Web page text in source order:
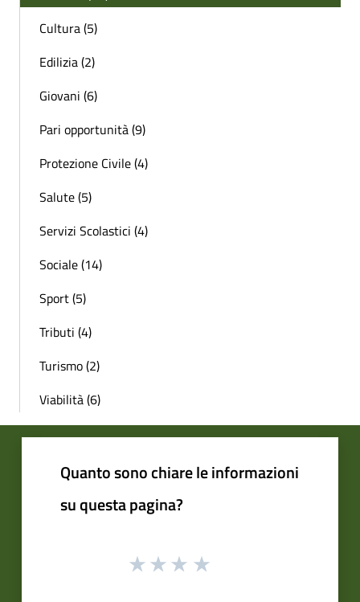
Cultura (5)
Edilizia (2)
Giovani (6)
Pari opportunità (9)
Protezione Civile (4)
Salute (5)
Servizi Scolastici (4)
Sociale (14)
Sport (5)
Tributi (4)
Turismo (2)
Viabilità (6)
Quanto sono chiare le informazioni
su questa pagina?